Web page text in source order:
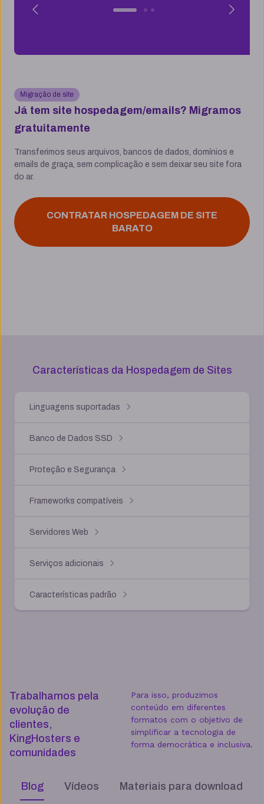
Migração de site
Já tem site hospedagem/emails? Migramos
gratuitamente
Transferimos seus arquivos, bancos de dados, domínios e
emails de graça, sem complicação e sem deixar seu site fora
do ar.
CONTRATAR HOSPEDAGEM DE SITE
BARATO
Características da Hospedagem de Sites
Linguagens suportadas
Banco de Dados SSD
Proteção e Segurança
Frameworks compatíveis
Servidores Web
Serviços adicionais
Características padrão
Trabalhamos pela
evolução de
clientes,
KingHosters e
comunidades
Para isso, produzimos
conteúdo em diferentes
formatos com o objetivo de
simplificar a tecnologia de
forma democrática e inclusiva.
Blog Vídeos Materiais para download